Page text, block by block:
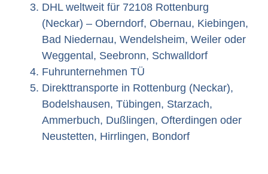
DHL weltweit für 72108 Rottenburg
(Neckar) – Oberndorf, Obernau, Kiebingen,
Bad Niedernau, Wendelsheim, Weiler oder
Weggental, Seebronn, Schwalldorf
Fuhrunternehmen TÜ
Direkttransporte in Rottenburg (Neckar),
Bodelshausen, Tübingen, Starzach,
Ammerbuch, Dußlingen, Ofterdingen oder
Neustetten, Hirrlingen, Bondorf